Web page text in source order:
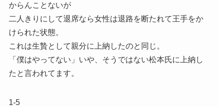
からんことないが
二人きりにして退席なら女性は退路を断たれて王手をか
けられた状態。
これは生贄として親分に上納したのと同じ。
「僕はやってない」いや、そうではない松本氏に上納し
たと言われてます。
1-5